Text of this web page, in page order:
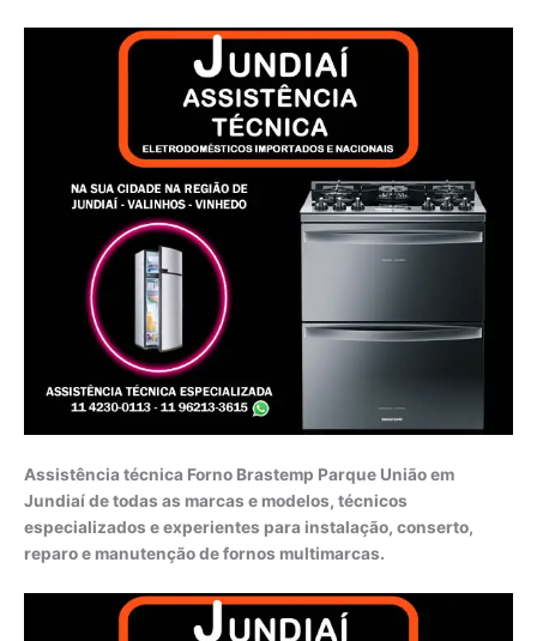
Assistência técnica Forno Brastemp Parque União em
Jundiaí de todas as marcas e modelos, técnicos
especializados e experientes para instalação, conserto,
reparo e manutenção de fornos multimarcas.